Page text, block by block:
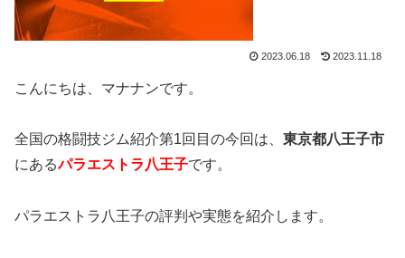
2023.06.18 2023.11.18
こんにちは、マナナンです。
全国の格闘技ジム紹介第1回目の今回は、 東京都八王子市
にあるパラエストラ八王子です。
パラエストラ八王子の評判や実態を紹介します。